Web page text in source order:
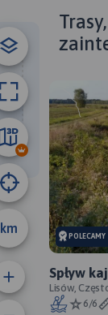
km
12 km
POLECAMY
Spływ
Lisów,
6/6